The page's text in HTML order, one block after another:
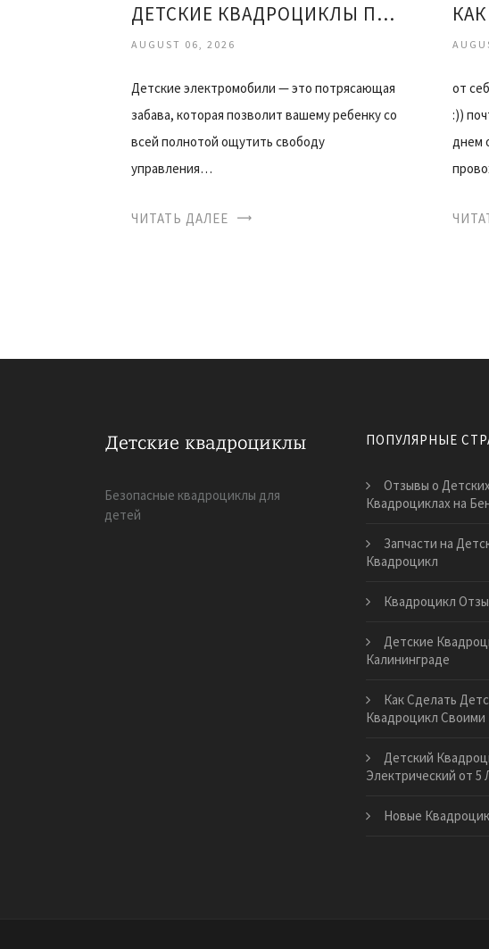
ДЕТСКИЕ КВАДРОЦИКЛЫ ПЕГ ПЕРЕГО
AUGUST 06, 2026
Детские электромобили — это потрясающая
забава, которая позволит вашему ребенку со
всей полнотой ощутить свободу
управления…
ЧИТАТЬ ДАЛЕЕ
от
:))
днем
Безопасные квадроциклы для
детей
ПОПУЛЯРНЫЕ
Отзывы о
Квадроциклах на
Запчасти на
Квадроцикл
Квадроцикл
Детские
Калининграде
Как Сделать
Квадроцикл Своими
Детский
Электрический от 5
Новые